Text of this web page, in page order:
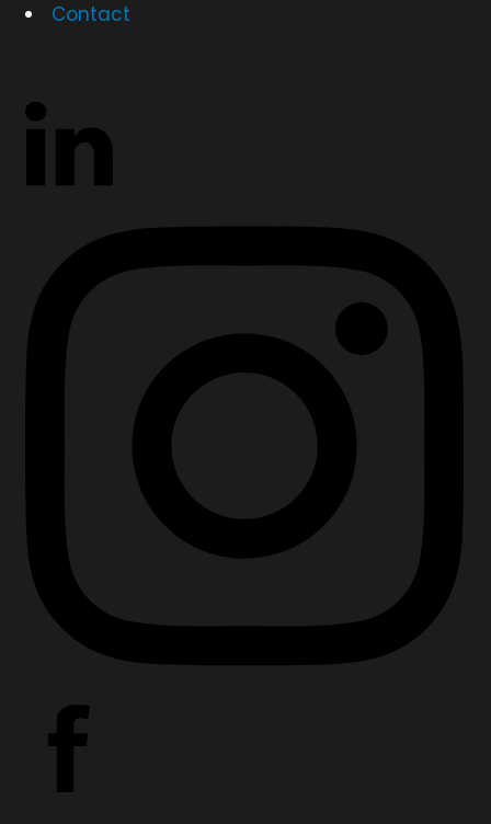
Contact